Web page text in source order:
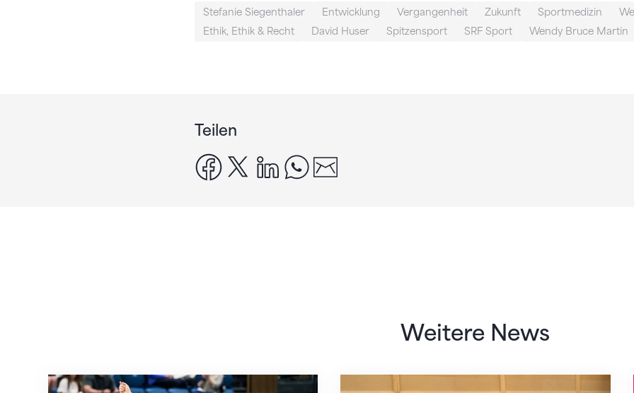
Stefanie Siegenthaler Entwicklung Vergangenheit Zukunft Sportmedizin
Ethik, Ethik & Recht
David Huser Spitzensport SRF Sport Wendy Bruce Martin
Teilen
facebook
x linkedinwhatsapp
Weitere News
Nächster Halt: Weltmeisterschaft Mit klaren Zielen nach Zagreb